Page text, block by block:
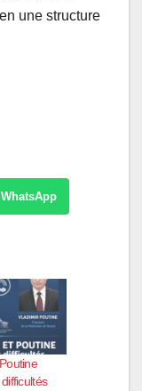
une structure
WhatsApp